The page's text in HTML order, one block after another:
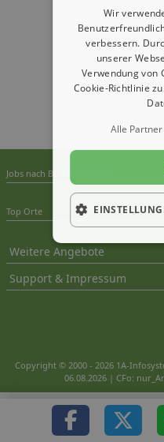
Jobs nach Bundesländern
Top Orte
Weitere Angebote
Support & Impressum
Copyright © 2000 - 2026 1A-
06.08.2026 | CFo:
Wir
verbessern.
unserer
Verwendung von
Cookie-Richtlinie
Alle